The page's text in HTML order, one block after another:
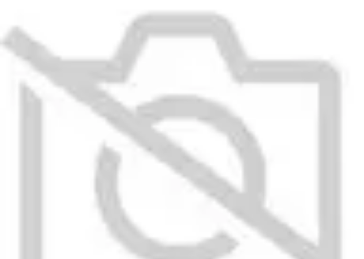
Équipement
Activités Sportives
Santé
Aventure Sportive